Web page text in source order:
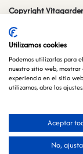
Copyright
Utilizamos cookies
Podemos utilizarlas para
nuestro sitio web,
experiencia en el sitio
utilizamos, abre los ajustes.
Aceptar
No,